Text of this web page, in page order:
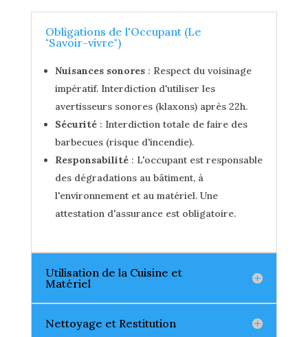
Obligations de l'Occupant (Le
"Savoir-vivre")
Nuisances sonores: Respect du voisinage
impératif. Interdiction d'utiliser les
avertisseurs sonores (klaxons) après 22h.
Sécurité: Interdiction totale de faire des
barbecues (risque d'incendie).
Responsabilité: L'occupant est responsable
des dégradations au bâtiment, à
l'environnement et au matériel. Une
attestation d'assurance est obligatoire.
Utilisation de la Cuisine et
Matériel
Nettoyage et Restitution